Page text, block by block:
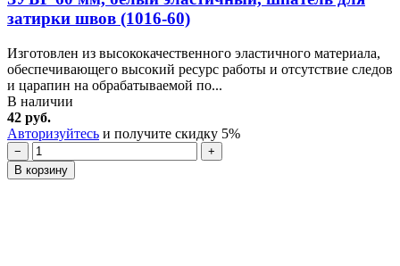
затирки швов (1016-60)
Изготовлен из высококачественного эластичного материала,
обеспечивающего высокий ресурс работы и отсутствие следов
и царапин на обрабатываемой по...
В наличии
42 руб.
Авторизуйтесь и получите скидку 5%
−
+
В корзину